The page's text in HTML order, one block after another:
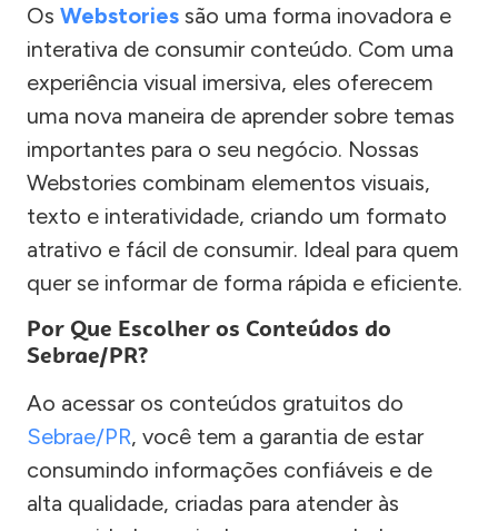
Os Webstories são uma forma inovadora e
interativa de consumir conteúdo. Com uma
experiência visual imersiva, eles oferecem
uma nova maneira de aprender sobre temas
importantes para o seu negócio. Nossas
Webstories combinam elementos visuais,
texto e interatividade, criando um formato
atrativo e fácil de consumir. Ideal para quem
quer se informar de forma rápida e eficiente.
Por Que Escolher os Conteúdos do
Sebrae/PR?
Ao acessar os conteúdos gratuitos do
Sebrae/PR, você tem a garantia de estar
consumindo informações confiáveis e de
alta qualidade, criadas para atender às